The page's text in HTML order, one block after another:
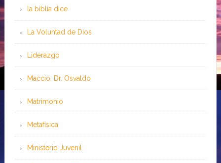
la biblia dice
La Voluntad de Dios
Liderazgo
Maccio, Dr. Osvaldo
Matrimonio
Metafísica
Ministerio Juvenil